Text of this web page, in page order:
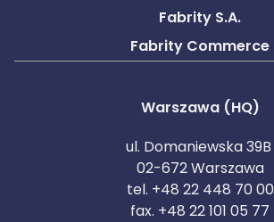
Fabrity S.A.
Fabrity Commerce
Warszawa (HQ)
ul. Domaniewska 39B
02-672 Warszawa
tel. +48 22 448 70 00
fax. +48 22 101 05 77